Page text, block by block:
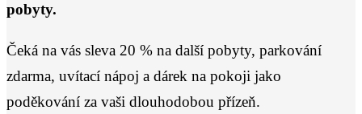
pobyty.
Čeká na vás sleva 20 % na další pobyty, parkování
zdarma, uvítací nápoj a dárek na pokoji jako
poděkování za vaši dlouhodobou přízeň.